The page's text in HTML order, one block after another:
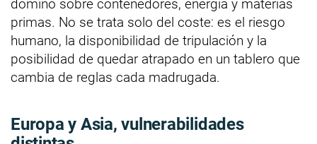
dominó sobre contenedores, energía y materias
primas. No se trata solo del coste: es el riesgo
humano, la disponibilidad de tripulación y la
posibilidad de quedar atrapado en un tablero que
cambia de reglas cada madrugada.
Europa y Asia, vulnerabilidades